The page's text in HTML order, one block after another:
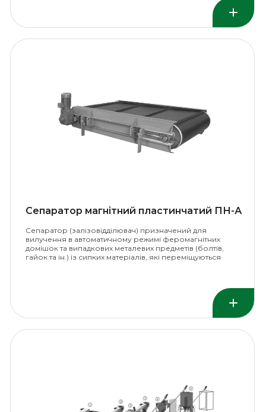
Сепаратор магнітний пластинчатий ПН-А
Сепаратор (залізовідділювач) призначений для
вилучення в автоматичному режимі феромагнітних
домішок та випадкових металевих предметів (болтів,
гайок та ін.) із сипких матеріалів, які переміщуються